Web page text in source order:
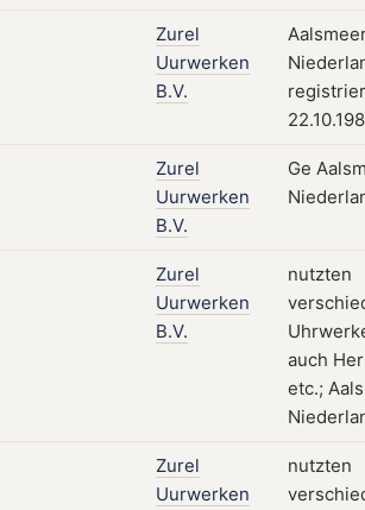
Zurel
Uurwerken
B.V.
Zurel
Uurwerken
B.V.
Ge
Zurel
Uurwerken
B.V.
nutzten
auch
etc.;
Zurel
Uurwerken
nutzten